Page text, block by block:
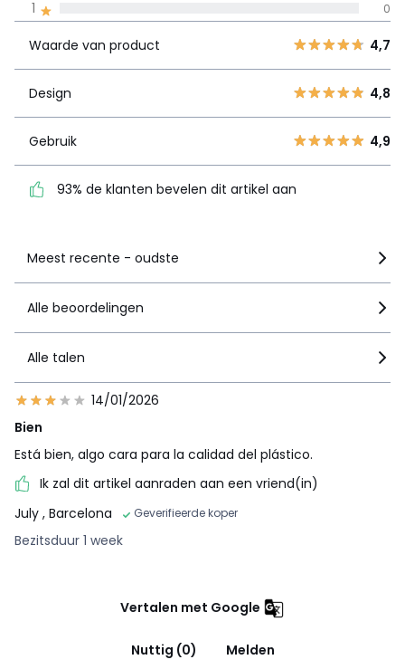
1
2 0
3
4 0
4,7
93% de klanten bevelen
dit artikel aan
1 0
Waarde van product 4,7
Design 4,8
Gebruik 4,9
93% de klanten bevelen dit artikel aan
Meest recente - oudste
Alle beoordelingen
Alle talen
14/01/2026
Bien
Está bien, algo cara para la calidad del plástico.
Ik zal dit artikel aanraden aan een vriend(in)
July , Barcelona Geverifieerde koper
Bezitsduur 1 week
Vertalen met Google
Nuttig (0)
Melden